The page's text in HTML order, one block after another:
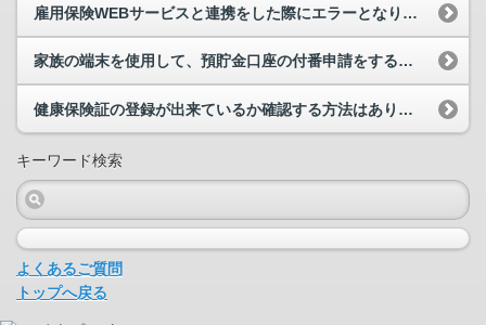
雇用保険WEBサービスと連携をした際にエラーとなりました。
家族の端末を使用して、預貯金口座の付番申請をすることはできますか。
健康保険証の登録が出来ているか確認する方法はありますか。
キーワード検索
よくあるご質問
トップへ戻る